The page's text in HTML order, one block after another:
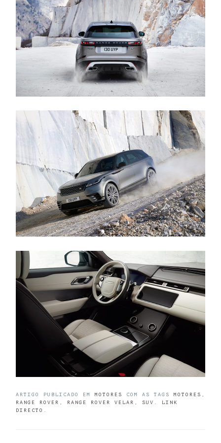
ARTIGO PUBLICADO EM MOTORES COM AS TAGS MOTORES
RANGE ROVER
RANGE ROVER VELAR SUV
LINK
DIRECTO